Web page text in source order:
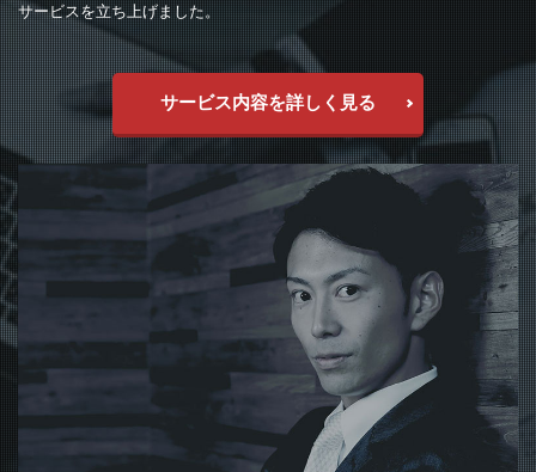
サービスを立ち上げました。
サービス内容を詳しく見る